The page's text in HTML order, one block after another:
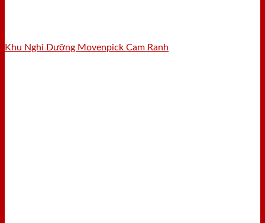
Khu Nghỉ Dưỡng Movenpick Cam Ranh